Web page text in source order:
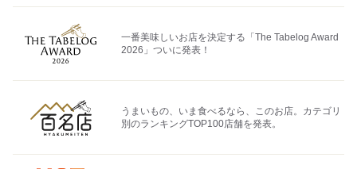
一番美味しいお店を決定する「The Tabelog Award
2026」ついに発表！
うまいもの、いま食べるなら、このお店。カテゴリ
別のランキングTOP100店舗を発表。